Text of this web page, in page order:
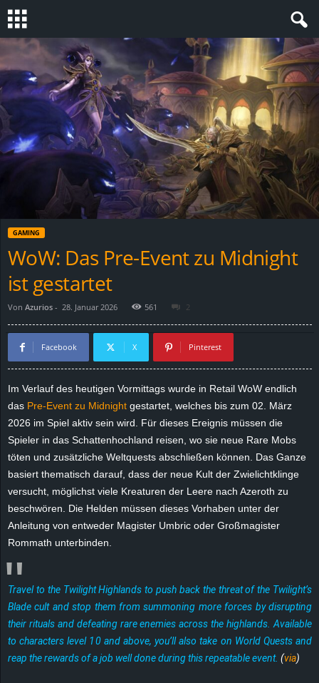
S
t
e
v
GAMING
WoW: Das Pre-Event zu Midnight
ist gestartet
Von Azurios - 28. Januar 2026 561 2
Facebook X Pinterest
Im Verlauf des heutigen Vormittags wurde in Retail WoW endlich
das Pre-Event zu Midnight gestartet, welches bis zum 02. März
2026 im Spiel aktiv sein wird. Für dieses Ereignis müssen die
Spieler in das Schattenhochland reisen, wo sie neue Rare Mobs
töten und zusätzliche Weltquests abschließen können. Das Ganze
basiert thematisch darauf, dass der neue Kult der Zwielichtklinge
versucht, möglichst viele Kreaturen der Leere nach Azeroth zu
beschwören. Die Helden müssen dieses Vorhaben unter der
Anleitung von entweder Magister Umbric oder Großmagister
Rommath unterbinden.
Travel to the Twilight Highlands to push back the threat of the Twilight’s
Blade cult and stop them from summoning more forces by disrupting
their rituals and defeating rare enemies across the highlands. Available
to characters level 10 and above, you’ll also take on World Quests and
reap the rewards of a job well done during this repeatable event. (via)